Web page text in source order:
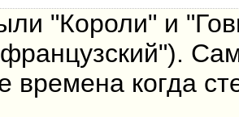
"Короли" и
времена когда